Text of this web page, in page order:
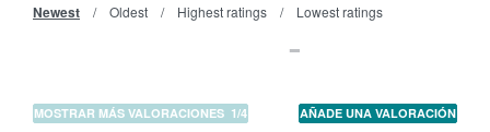
Newest Oldest Highest ratings Lowest ratings
MOSTRAR MÁS VALORACIONES / AÑADE UNA VALORACIÓN